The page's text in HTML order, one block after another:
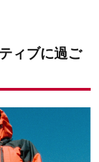
ィブに過ご